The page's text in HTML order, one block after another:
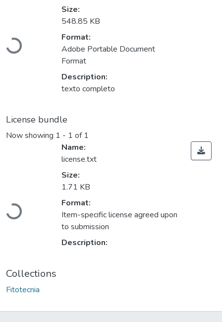
Loading...
Size:
548.85 KB
Format:
Adobe Portable Document
Format
Description:
texto completo
License bundle
Now showing 1 - 1 of 1
Loading...
Name:
license.txt
Size:
1.71 KB
Format:
Item-specific license agreed upon
to submission
Description:
Collections
Fitotecnia